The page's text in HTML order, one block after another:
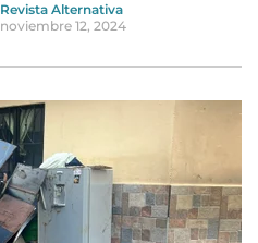
Revista Alternativa
noviembre 12, 2024